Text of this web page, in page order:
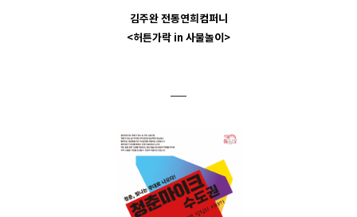
김주완 전통연희컴퍼니
<허튼가락 in 사물놀이>